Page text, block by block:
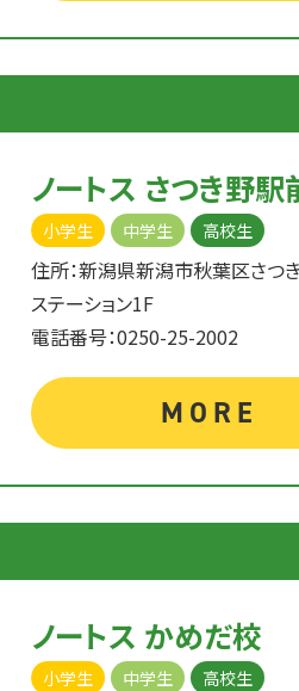
ノートス さつき野駅
小学生 中学生 高校生
住所：新潟県新潟市秋葉区さつ
ステーション1F
電話番号：0250-25-2002
MORE
ノートス かめだ校
小学生 中学生 高校生